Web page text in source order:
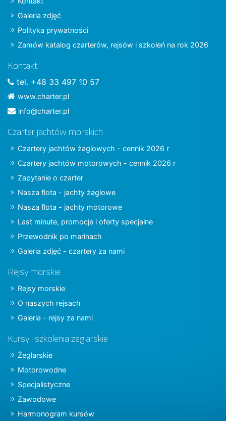
Galeria zdjęć
Polityka prywatności
Zamów katalog czarterów, rejsów i szkoleń na rok 2026
Kontakt
tel. +48 33 497 10 57
www.charter.pl
info@charter.pl
Czarter jachtów morskich
Czartery jachtów żaglowych - cennik 2026 r
Czartery jachtów motorowych - cennik 2026 r
Zapytanie o czarter
Nasza flota - jachty żaglowe
Nasza flota - jachty motorowe
Last minute, promocje i oferty specjalne
Przewodnik po marinach
Galeria zdjęć - czartery za nami
Rejsy morskie
Rejsy morskie
O naszych rejsach
Galeria - rejsy za nami
Kursy i szkolenia żeglarskie
Żeglarskie
Motorowodne
Specjalistyczne
Zawodowe
Harmonogram kursów